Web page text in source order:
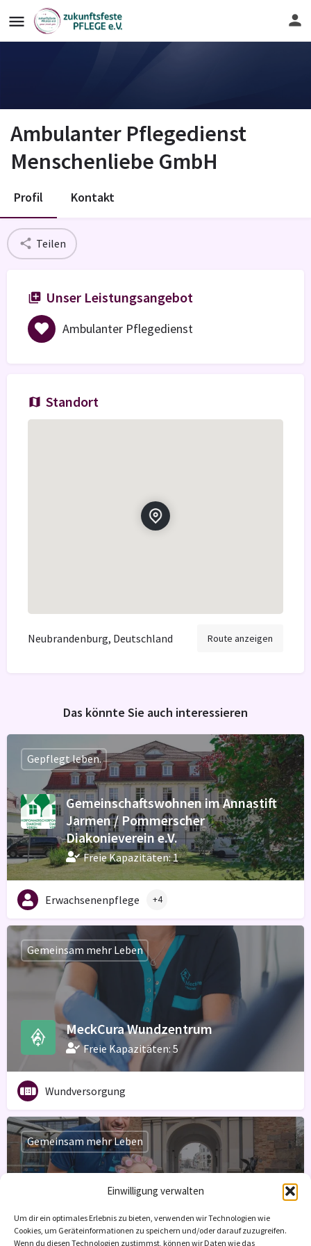
Einwilligung verwalten
Um dir ein optimales Erlebnis zu bieten, verwenden wir Technologien wie
Cookies, um Geräteinformationen zu speichern und/oder darauf zuzugreifen.
Wenn du diesen Technologien zustimmst, können wir Daten wie das
Ambulanter Pflegedienst
Menschenliebe GmbH
Profil Kontakt
Teilen
Unser Leistungsangebot
Ambulanter Pflegedienst
Standort
Neubrandenburg, Deutschland Route anzeigen
Das könnte Sie auch interessieren
Gemeinschaftswohnen im Annastift
Jarmen / Pommerscher
Diakonieverein e.V.
Freie Kapazitäten: 1
Gepflegt leben.
Erwachsenenpflege +4
MeckCura Wundzentrum
Freie Kapazitäten: 5
Gemeinsam mehr Leben
Wundversorgung
MeckCura Pflegedienst GmbH
Freie Kapazitäten: 10
Gemeinsam mehr Leben